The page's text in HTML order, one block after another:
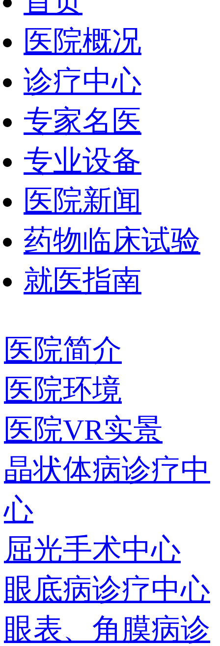
医院概况
诊疗中心
专家名医
专业设备
医院新闻
药物临床试验
就医指南
医院简介
医院环境
医院VR实景
晶状体病诊疗中
心
屈光手术中心
眼底病诊疗中心
眼表、角膜病诊